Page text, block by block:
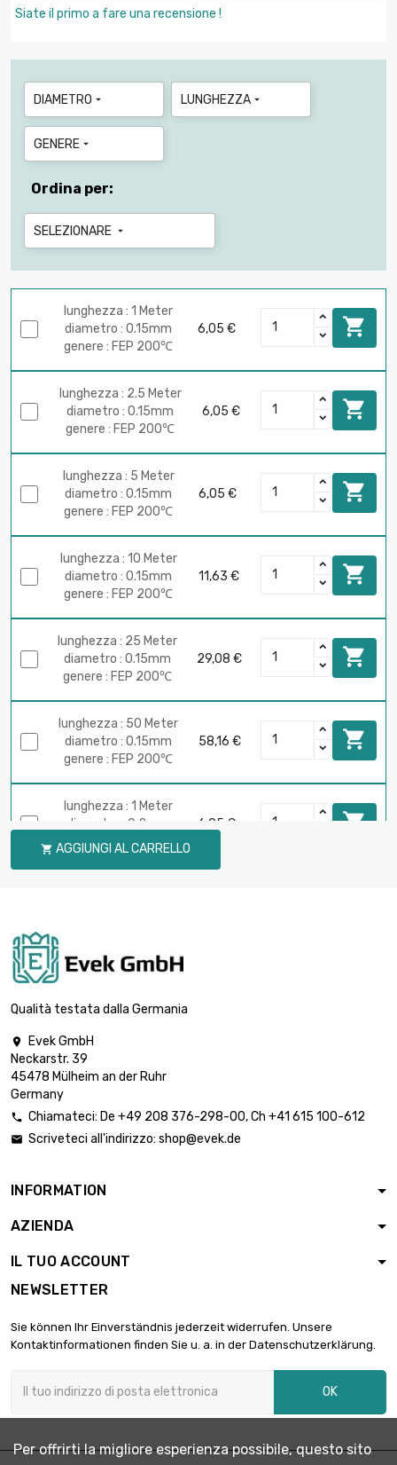
Siate il primo a fare una recensione !
DIAMETRO  LUNGHEZZA 
GENERE 
Ordina per:
SELEZIONARE 
lunghezza : 1 Meter
diametro : 0.15mm
genere : FEP 200℃
6,05 € 
lunghezza : 2.5 Meter
diametro : 0.15mm
genere : FEP 200℃
6,05 € 
lunghezza : 5 Meter
diametro : 0.15mm
genere : FEP 200℃
6,05 € 
lunghezza : 10 Meter
diametro : 0.15mm
genere : FEP 200℃
11,63 € 
lunghezza : 25 Meter
diametro : 0.15mm
genere : FEP 200℃
29,08 € 
lunghezza : 50 Meter
diametro : 0.15mm
genere : FEP 200℃
58,16 € 
lunghezza : 1 Meter
diametro : 0.2mm
genere : FEP 200℃
6,05 € 
lunghezza : 5 Meter
genere : FEP 200℃
lunghezza : 10 Meter
diametro : 0.2mm
genere : FEP 200℃
lunghezza : 25 Meter
lunghezza : 50 Meter
genere : FEP 200℃
diametro : 0.3mm
genere : FEP 200℃
6,05 €
lunghezza : 2.5 Meter
diametro : 0.3mm
genere : FEP 200℃
 AGGIUNGI AL CARRELLO
Qualità testata dalla Germania

Evek GmbH
Neckarstr. 39
45478 Mülheim an der Ruhr
Germany
 Chiamateci: De +49 208 376-298-00, Ch +41 615 100-612
 Scriveteci all'indirizzo: shop@evek.de
INFORMATION
AZIENDA
IL TUO ACCOUNT
NEWSLETTER
Sie können Ihr Einverständnis jederzeit widerrufen. Unsere
Kontaktinformationen finden Sie u. a. in der Datenschutzerklärung.
OK
Per offrirti la migliore esperienza possibile, questo sito